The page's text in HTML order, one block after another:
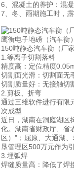
6、混凝土的养护：混
7、冬、雨期施工时，
鹰衡电子地磅（汽车衡
150吨静态汽车衡（厂
1.等离子
精度高：定位精度
切割面光滑：切割面无
切割质量好：无接触切
2.剪板、折弯
通过三维软件进行有限
次成型
近日，湖南在洞庭湖区
化。湖南省财政厅、省
区）"；屈原、大通湖
垦管理区500万元作为
3.埋弧焊
焊缝质量高：降低了焊